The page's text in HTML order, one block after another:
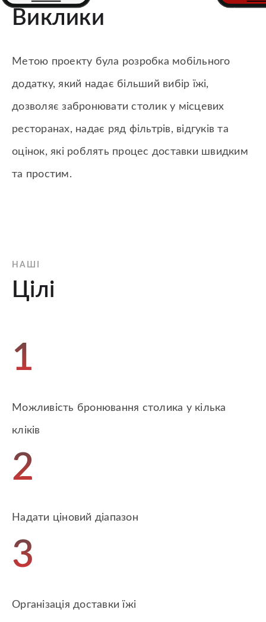
Виклики
Метою проекту була розробка мобільного
додатку, який надає більший вибір їжі,
дозволяє забронювати столик у місцевих
ресторанах, надає ряд фільтрів, відгуків та
оцінок, які роблять процес доставки швидким
та простим.
НАШІ
Цілі
1
Можливість бронювання столика у кілька
кліків
2
Надати ціновий діапазон
3
Організація доставки їжі